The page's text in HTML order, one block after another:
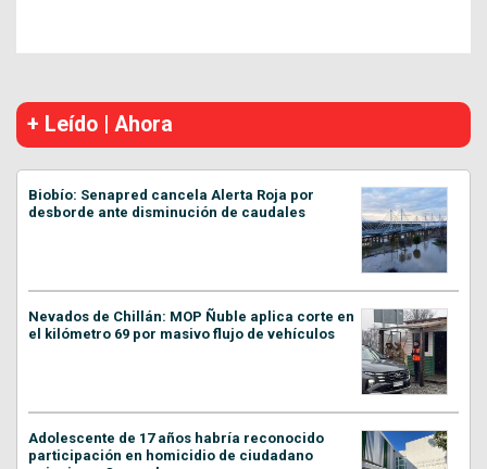
+ Leído | Ahora
Biobío: Senapred cancela Alerta Roja por
desborde ante disminución de caudales
Nevados de Chillán: MOP Ñuble aplica corte en
el kilómetro 69 por masivo flujo de vehículos
Adolescente de 17 años habría reconocido
participación en homicidio de ciudadano